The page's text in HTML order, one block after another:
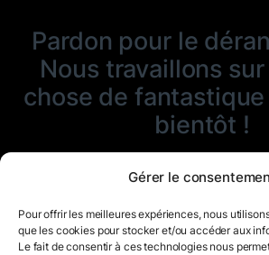
Gérer le
Pour offrir les meilleures expériences, nous
que les cookies pour stocker et/ou accéder aux
Le fait de consentir à ces technologies nous
Pardon pour le
Nous travaillons
chose de fantastique
bientôt !